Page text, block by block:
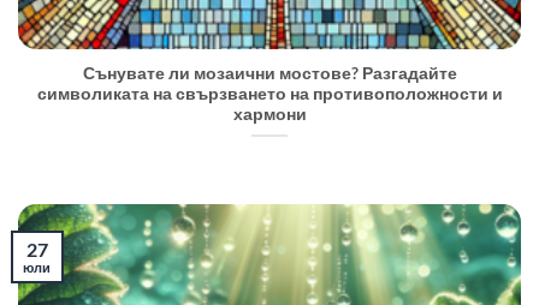
Сънувате ли мозаични мостове? Разгадайте
символиката на свързването на противоположности и
хармони
27
юли